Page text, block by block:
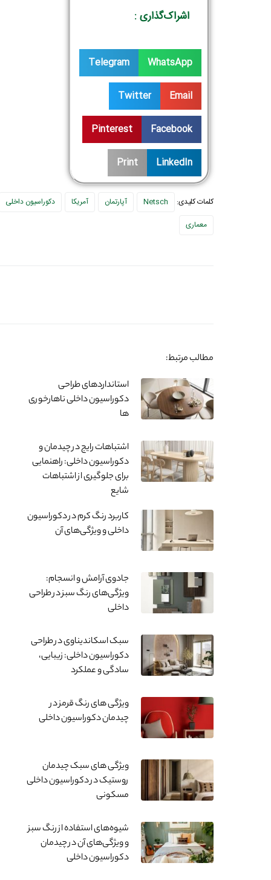
اشراک‌گذاری :
WhatsApp
Telegram
Email
Twitter
Facebook
Pinterest
LinkedIn
Print
کلمات کلیدی: Netsch آپارتمان آمریکا
دکوراسیون داخلی
معماری
مطالب مرتبط:
استانداردهای طراحی
دکوراسیون داخلی ناهارخوری
ها
اشتباهات رایج در چیدمان و
دکوراسیون داخلی: راهنمایی
برای جلوگیری از اشتباهات
شایع
کاربرد رنگ کرم در دکوراسیون
داخلی و ویژگی‌های آن
جادوی آرامش و انسجام:
ویژگی‌های رنگ سبز در طراحی
داخلی
سبک اسکاندیناوی در طراحی
دکوراسیون داخلی: زیبایی،
سادگی و عملکرد
ویژگی های رنگ قرمز در
چیدمان دکوراسیون داخلی
ویژگی های سبک چیدمان
روستیک در دکوراسیون داخلی
مسکونی
شیوه‌های استفاده از رنگ سبز
و ویژگی‌های آن در چیدمان
دکوراسیون داخلی